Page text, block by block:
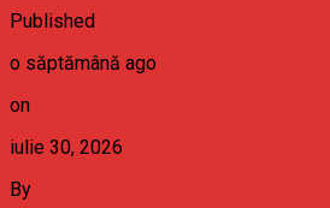
Published
o săptămână ago
on
iulie 30, 2026
By